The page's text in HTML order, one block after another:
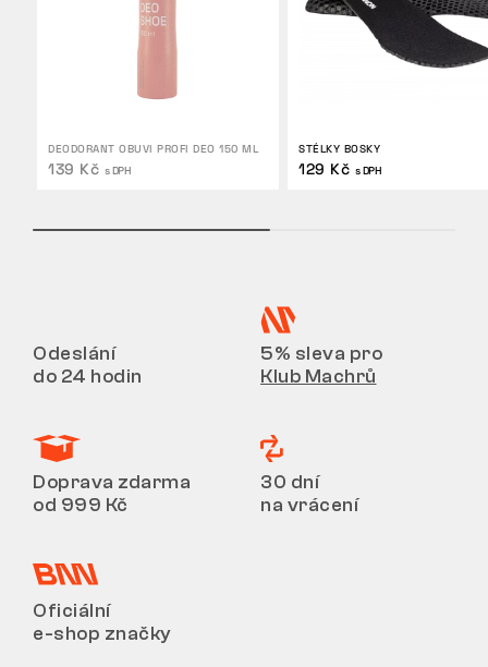
DEODORANT OBUVI PROFI DEO 150 ML
139 Kč s DPH
STÉLKY BOSKY
129 Kč s DPH
Odeslání
do 24 hodin
5% sleva pro
Klub Machrů
Doprava zdarma
od 999 Kč
30 dní
na vrácení
Oficiální
e-shop značky